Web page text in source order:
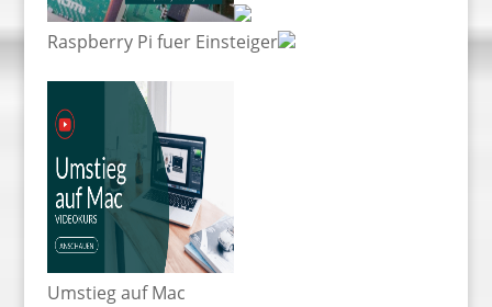
Raspberry Pi fuer Einsteiger
Umstieg auf Mac